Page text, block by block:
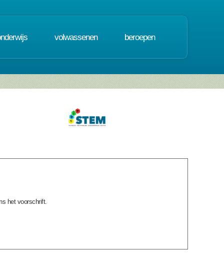
volwassenen beroepen
het voorschrift.